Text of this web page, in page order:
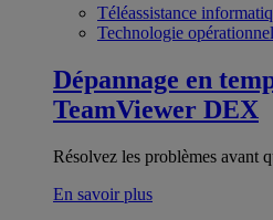
Téléassistance
Technologie
Dépannage en
TeamViewer DEX
Résolvez les problèmes avant
En savoir plus